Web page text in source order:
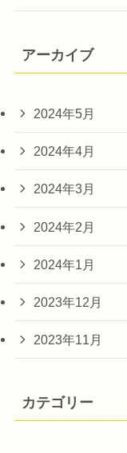
アーカイブ
2024年5月
2024年4月
2024年3月
2024年2月
2024年1月
2023年12月
2023年11月
カテゴリー